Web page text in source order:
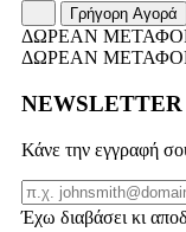
Γρήγορη Αγορά
ΔΩΡΕΑΝ
ΔΩΡΕΑΝ
NEWSLETTER
Κάνε την εγγραφή
Email
Έχω διαβάσει κι